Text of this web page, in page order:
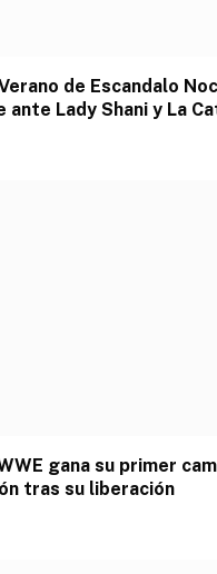
de Escandalo
Lady Shani y La
gana su primer
tras su liberación